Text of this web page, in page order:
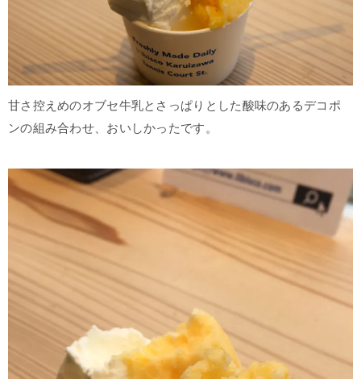
甘さ控えめのオブセ牛乳とさっぱりとした酸味のあるデコポ
ンの組み合わせ、おいしかったです。